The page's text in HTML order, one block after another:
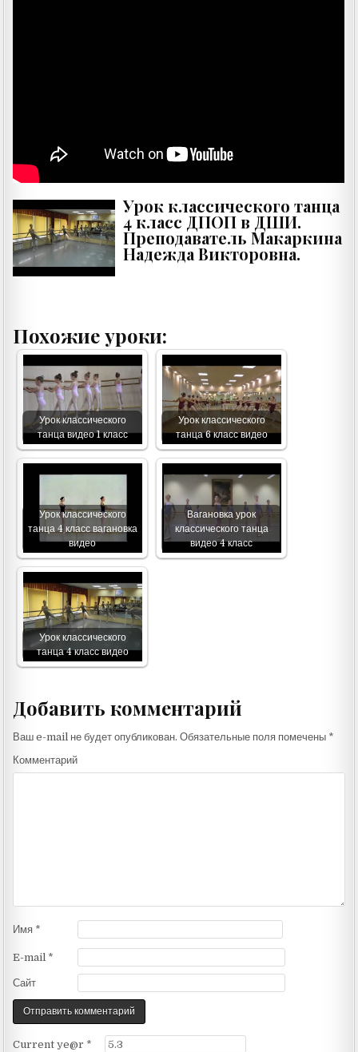
Урок классического танца
4 класс ДПОП в ДШИ.
Преподаватель Макаркина
Надежда Викторовна.
Похожие уроки:
Урок классического
танца видео 1 класс
Урок классического
танца 6 класс видео
Урок классического
танца 4 класс вагановка
видео
Вагановка урок
классического танца
видео 4 класс
Урок классического
танца 4 класс видео
Добавить комментарий
Ваш e-mail не будет опубликован. Обязательные поля помечены *
Комментарий
Имя *
E-mail *
Сайт
Current ye@r *